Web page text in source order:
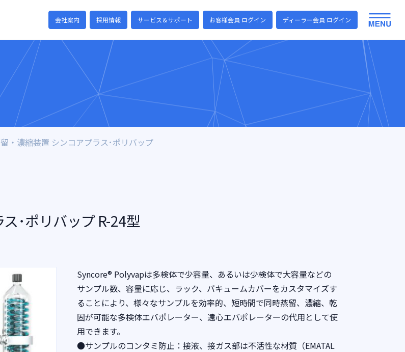
会社案内 採用情報 サービス＆サポート お客様会員 ログイン ディーラー会員 ログイン
・濃縮装置 シンコアプラス･ポリバップ
･ポリバップ R-24型
Syncore® Polyvapは多検体で少容量、あるいは少検体で大容量などの
サンプル数、容量に応じ、ラック、バキュームカバーをカスタマイズす
ることにより、様々なサンプルを効率的、短時間で同時蒸留、濃縮、乾
固が可能な多検体エバポレーター、遠心エバポレーターの代用として使
用できます。
●サンプルのコンタミ防止：接液、接ガス部は不活性な材質（EMATAL